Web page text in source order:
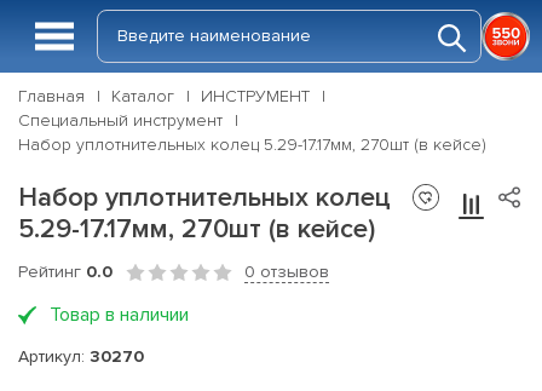
Главная Каталог
ИНСТРУМЕНТ
Специальный инструмент
Набор уплотнительных колец 5.29-17.17мм, 270шт (в кейсе)
Набор уплотнительных колец
5.29-17.17мм, 270шт (в кейсе)
Рейтинг 0.0 0 отзывов
Товар в наличии
Артикул: 30270